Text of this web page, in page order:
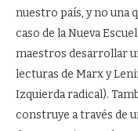
nuestro país, y no una
caso de la Nueva
maestros desarrollar
lecturas de Marx y
Izquierda radical).
construye a través de